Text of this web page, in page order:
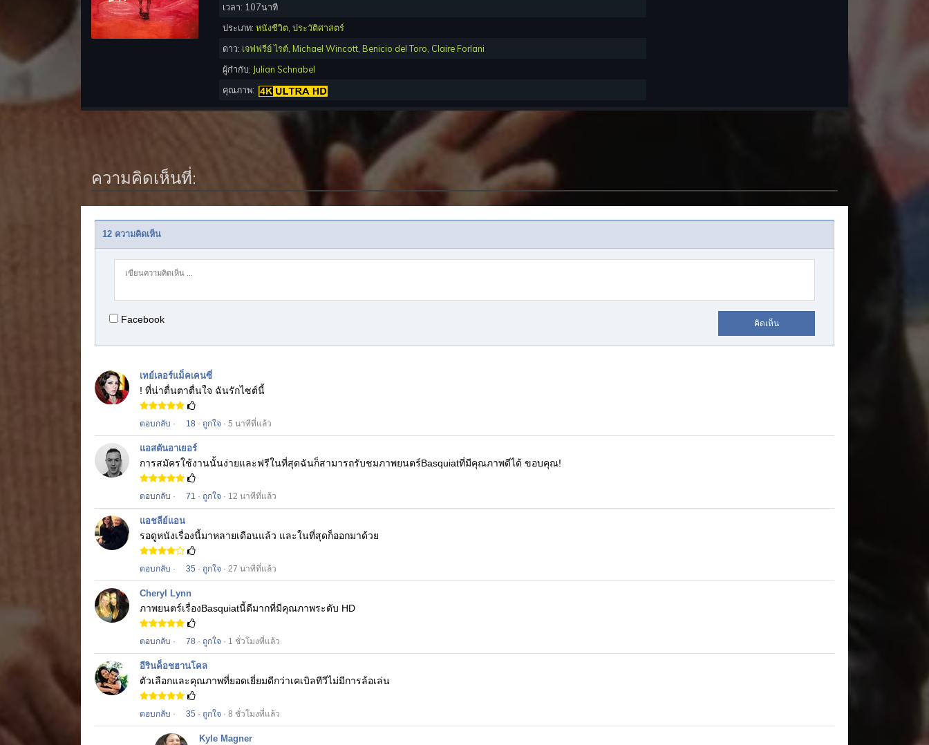
เวลา: 107นาที
ประเภท: หนังชีวิต, ประวัติศาสตร์
ดาว: เจฟฟรีย์ ไรต์, Michael Wincott, Benicio del Toro, Claire Forlani
ผู้กำกับ: Julian Schnabel
คุณภาพ:
ความคิดเห็นที่:
12 ความคิดเห็น
Facebook คิดเห็น
เทย์เลอร์แม็คเคนซี่
! ที่น่าตื่นตาตื่นใจ ฉันรักไซต์นี้
ตอบกลับ · 18 · ถูกใจ · 5 นาทีที่แล้ว
แอสตันอาเยอร์
การสมัครใช้งานนั้นง่ายและฟรีในที่สุดฉันก็สามารถรับชมภาพยนตร์Basquiatที่มีคุณภาพดีได้ ขอบคุณ!
ตอบกลับ · 71 · ถูกใจ · 12 นาทีที่แล้ว
แอชลีย์แอน
รอดูหนังเรื่องนี้มาหลายเดือนแล้ว และในที่สุดก็ออกมาด้วย
ตอบกลับ · 35 · ถูกใจ · 27 นาทีที่แล้ว
Cheryl Lynn
ภาพยนตร์เรื่องBasquiatนี้ดีมากที่มีคุณภาพระดับ HD
ตอบกลับ · 78 · ถูกใจ · 1 ชั่วโมงที่แล้ว
อีรินค็อชฮานโคล
ตัวเลือกและคุณภาพที่ยอดเยี่ยมดีกว่าเคเบิลทีวีไม่มีการล้อเล่น
ตอบกลับ · 35 · ถูกใจ · 8 ชั่วโมงที่แล้ว
Kyle Magner